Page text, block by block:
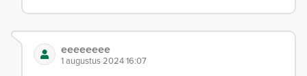
eeeeeeee
1 augustus 2024 16:07